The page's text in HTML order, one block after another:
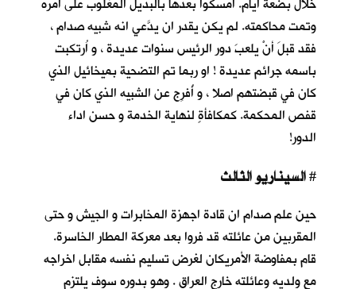
وتمت محاكمته. لم يكن يقدر ان يدَّعي انه شبيه صدام ،
فقد قبلَ أنْ يلعبَ دور الرئيس سنوات عديدة ، و اُرتكبت
باسمه جرائم عديدة ! او ربما تم التضحية بميخائيل الذي
كان في قبضتهم اصلا ، و أُفرِج عن الشبيه الذي كان في
قفص المحكمة. كمكافأةٍ لنهاية الخدمة و حسن اداء
الدور!
#
حين علم صدام ان قادة اجهزة المخابرات و الجيش و حتى
المقربين من عائلته قد فروا بعد معركة المطار الخاسرة.
قام بمفاوضة الأمريكان لغرض تسليم نفسه مقابل اخراجه
مع ولديه وعائلته خارج العراق . وهو بدوره سوف يلتزم